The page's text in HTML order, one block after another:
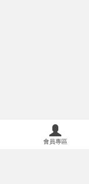
會員專區